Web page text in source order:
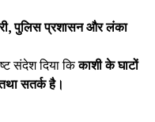
पुलिस प्रशासन और लंका
संदेश दिया किकाशी के घाटों
सतर्क है।